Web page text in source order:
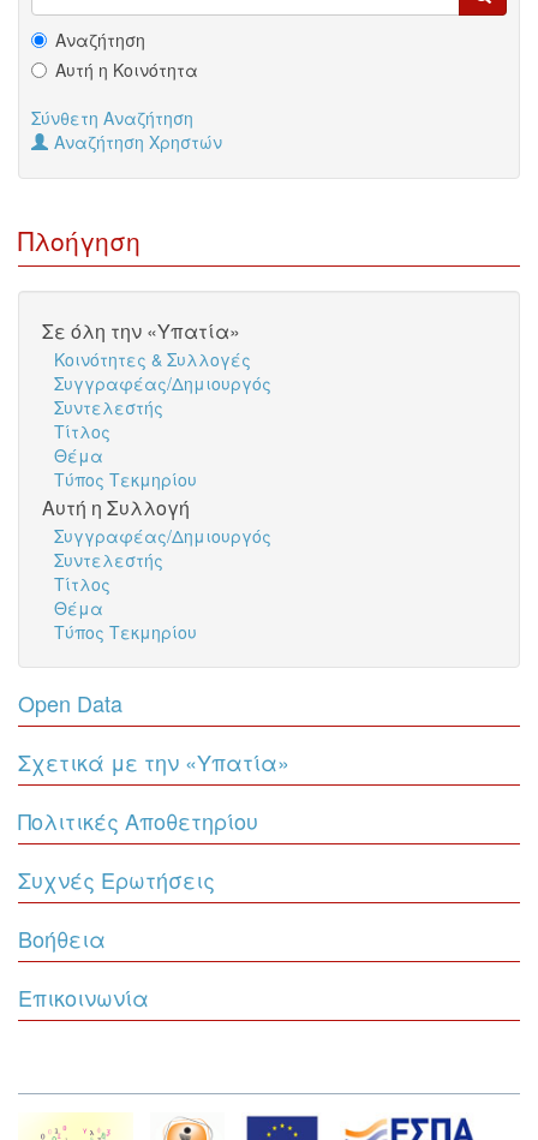
Αναζήτηση
Αυτή η Κοινότητα
Σύνθετη Αναζήτηση
Αναζήτηση Χρηστών
Πλοήγηση
Σε όλη την «Υπατία»
Κοινότητες & Συλλογές
Συγγραφέας/Δημιουργός
Συντελεστής
Τίτλος
Θέμα
Τύπος Τεκμηρίου
Αυτή η Συλλογή
Συγγραφέας/Δημιουργός
Συντελεστής
Τίτλος
Θέμα
Τύπος Τεκμηρίου
Open Data
Σχετικά με την «Υπατία»
Πολιτικές Αποθετηρίου
Συχνές Ερωτήσεις
Βοήθεια
Επικοινωνία